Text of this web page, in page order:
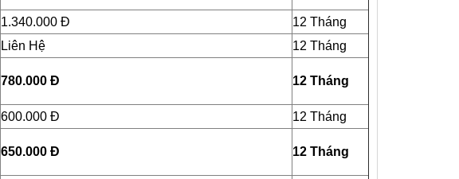
1.340.000 Đ
12 Tháng
Liên Hệ
12 Tháng
780.000 Đ 12 Tháng
600.000 Đ
12 Tháng
650.000 Đ 12 Tháng